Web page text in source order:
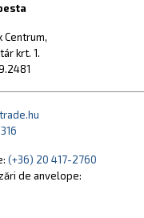
Centrum,
krt. 1.
(+36) 20 417-2760
de anvelope: